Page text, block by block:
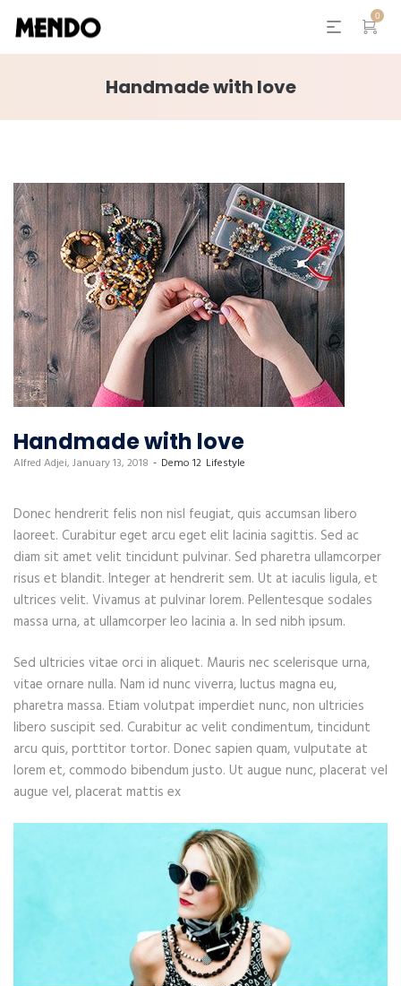
0
Handmade with love
Handmade with love
by
Alfred Adjei January 13, 2018 Demo 12 Lifestyle
Donec hendrerit felis non nisl feugiat, quis accumsan libero
laoreet. Curabitur eget arcu eget elit lacinia sagittis. Sed ac
diam sit amet velit tincidunt pulvinar. Sed pharetra ullamcorper
risus et blandit. Integer at hendrerit sem. Ut at iaculis ligula, et
ultrices velit. Vivamus at pulvinar lorem. Pellentesque sodales
massa urna, at ullamcorper leo lacinia a. In sed nibh ipsum.
Sed ultricies vitae orci in aliquet. Mauris nec scelerisque urna,
vitae ornare nulla. Nam id nunc viverra, luctus magna eu,
pharetra massa. Etiam volutpat imperdiet nunc, non ultricies
libero suscipit sed. Curabitur ac velit condimentum, tincidunt
arcu quis, porttitor tortor. Donec sapien quam, vulputate at
lorem et, commodo bibendum justo. Ut augue nunc, placerat vel
augue vel, placerat mattis ex